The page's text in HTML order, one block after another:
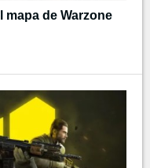
mapa de Warzone